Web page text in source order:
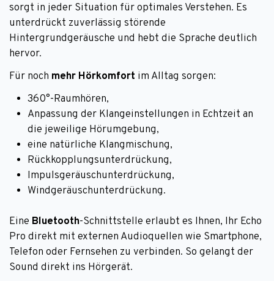
sorgt in jeder Situation für optimales Verstehen. Es
unterdrückt zuverlässig störende
Hintergrundgeräusche und hebt die Sprache deutlich
hervor.
Für noch mehr Hörkomfort im Alltag sorgen:
360°-Raumhören,
Anpassung der Klangeinstellungen in Echtzeit an
die jeweilige Hörumgebung,
eine natürliche Klangmischung,
Rückkopplungsunterdrückung,
Impulsgeräuschunterdrückung,
Windgeräuschunterdrückung.
Eine Bluetooth-Schnittstelle erlaubt es Ihnen, Ihr Echo
Pro direkt mit externen Audioquellen wie Smartphone,
Telefon oder Fernsehen zu verbinden. So gelangt der
Sound direkt ins Hörgerät.